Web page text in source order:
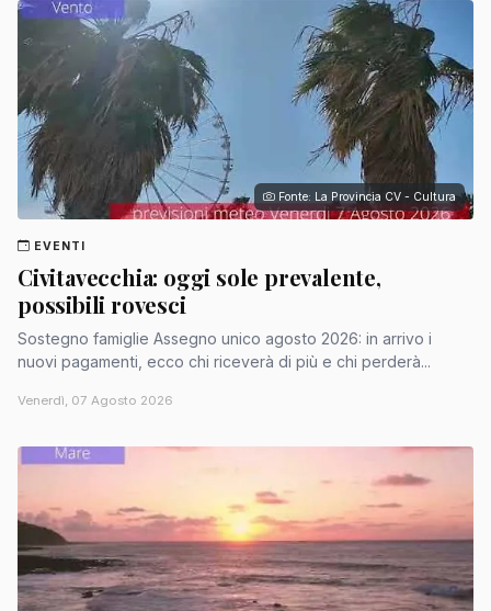
Fonte: La Provincia CV - Cultura
EVENTI
Civitavecchia: oggi sole prevalente,
possibili rovesci
Sostegno famiglie Assegno unico agosto 2026: in arrivo i
nuovi pagamenti, ecco chi riceverà di più e chi perderà...
Venerdì, 07 Agosto 2026